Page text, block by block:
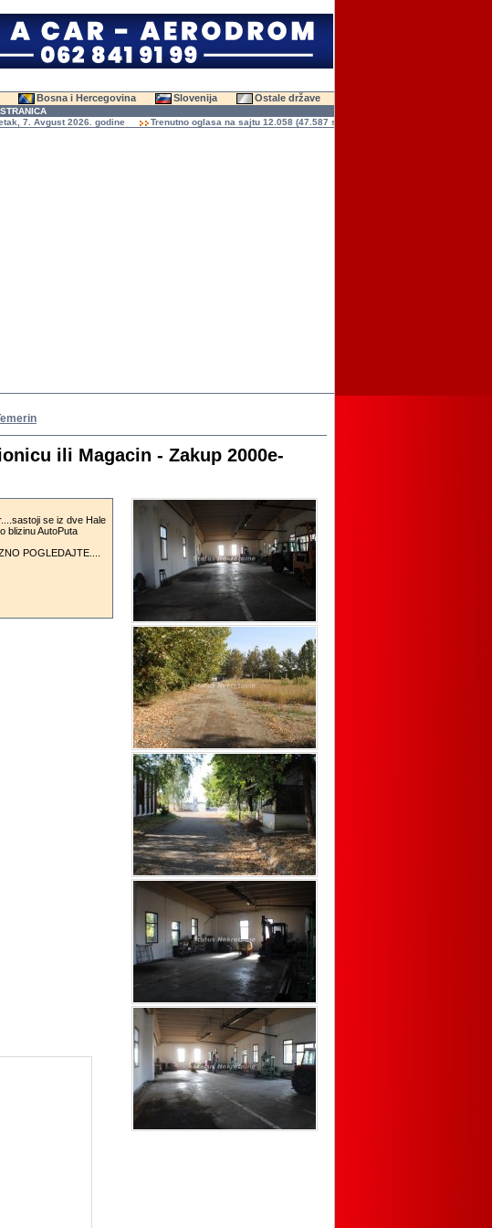
Bosna i Hercegovina Slovenija Ostale države
7. Avgust 2026. godine
Trenutno oglasa na sajtu 12.058 (47.587 slika)
ili Magacin - Zakup 2000e-
se iz dve Hale
blizinu AutoPuta
POGLEDAJTE....